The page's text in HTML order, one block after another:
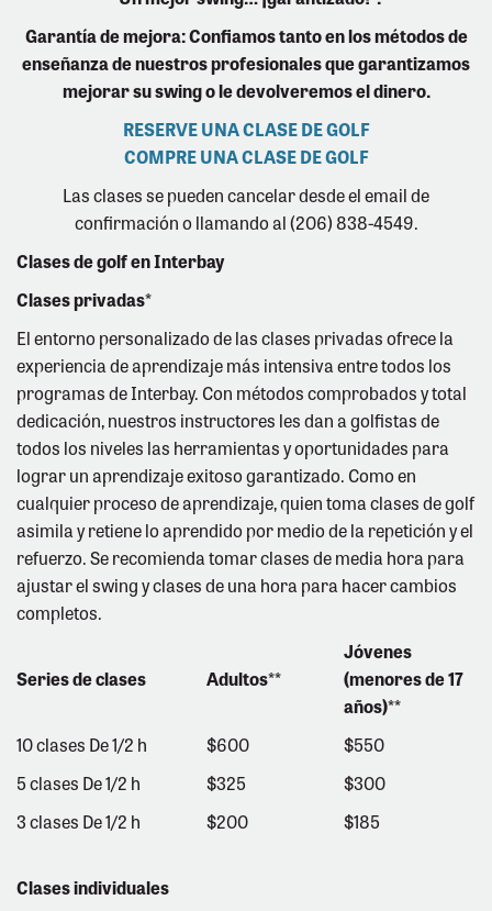
Garantía de mejora: Confiamos tanto en los métodos de
enseñanza de nuestros profesionales que garantizamos
mejorar su swing o le devolveremos el dinero.
RESERVE UNA CLASE DE GOLF
COMPRE UNA CLASE DE GOLF
Las clases se pueden cancelar desde el email de
confirmación o llamando al (206) 838-4549.
Clases de golf en Interbay
Clases privadas*
El entorno personalizado de las clases privadas ofrece la
experiencia de aprendizaje más intensiva entre todos los
programas de Interbay. Con métodos comprobados y total
dedicación, nuestros instructores les dan a golfistas de
todos los niveles las herramientas y oportunidades para
lograr un aprendizaje exitoso garantizado. Como en
cualquier proceso de aprendizaje, quien toma clases de golf
asimila y retiene lo aprendido por medio de la repetición y el
refuerzo. Se recomienda tomar clases de media hora para
ajustar el swing y clases de una hora para hacer cambios
completos.
Series de clases Adultos**
Jóvenes
(menores de 17
años)**
10 clases De 1/2 h
$600
$550
5 clases De 1/2 h
$325
$300
3 clases De 1/2 h
$200 $185
Clases individuales